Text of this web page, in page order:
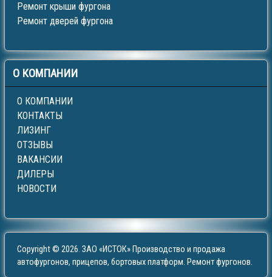
Ремонт крыши фургона
Ремонт дверей фургона
О КОМПАНИИ
О КОМПАНИИ
КОНТАКТЫ
ЛИЗИНГ
ОТЗЫВЫ
ВАКАНСИИ
ДИЛЕРЫ
НОВОСТИ
Copyright © 2026. ЗАО «ИСТОК» Производство и продажа
автофургонов, прицепов, бортовых платформ. Ремонт фургонов.